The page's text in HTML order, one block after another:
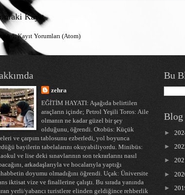
Kayıt
Kayıt Yorumları (Atom)
zehra
EĞİTİM HAYATI: Aşağıda belirtilen
araçların içinde; Petrol Yeşili Toros: Aile
olmanın ne kadar güzel bir şey
olduğunu, öğrendi. Otobüs: Küçük
ve çarpım tablosunu ezberledi, yol boyunca
bayilerin tabelalarını okuyabiliyordu. Minibüs:
ve lise deki sınavlarının son tekrarlarını nasıl
arkadaşlarıyla ve hocalarıyla yaptığı
doyumu olmadığını öğrendi. Uçak: Üniversite
iktisat vize ve finallerine çalıştı. Bu sırada yanında
yerli/yabancı turistlere elinden geldiğince rehberlik
Bu
►
►
►
►
►